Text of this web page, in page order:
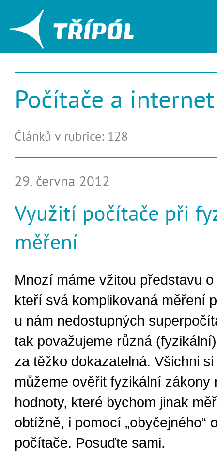
Počítače a internet
Článků v rubrice: 128
29. června 2012
Využití počítače při
měření
Mnozí máme vžitou představu
kteří svá komplikovaná měření
u nám nedostupných
tak považujeme různá
za těžko dokazatelná. Všichni
můžeme ověřit fyzikální zákony
hodnoty, které bychom jinak
obtížně, i pomocí „obyčejného“
počítače. Posuďte sami.